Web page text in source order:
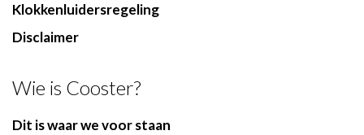
Klokkenluidersregeling
Disclaimer
Wie is Cooster?
Dit is waar we voor staan